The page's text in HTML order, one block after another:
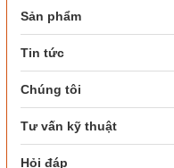
Sản phẩm
Tin tức
Chúng tôi
Tư vấn kỹ thuật
Hỏi đáp